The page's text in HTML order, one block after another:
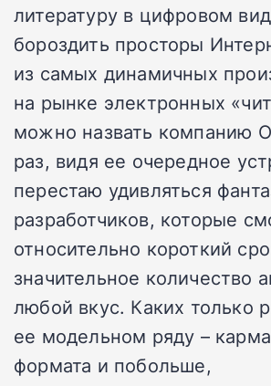
литературу в цифровом
бороздить просторы
из самых динамичных
на рынке электронных
можно назвать компанию
раз, видя ее очередное
перестаю удивляться
разработчиков, которые
относительно короткий
значительное количество
любой вкус. Каких только
ее модельном ряду –
формата и побольше,